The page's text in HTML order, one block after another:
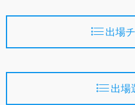
出場
出場